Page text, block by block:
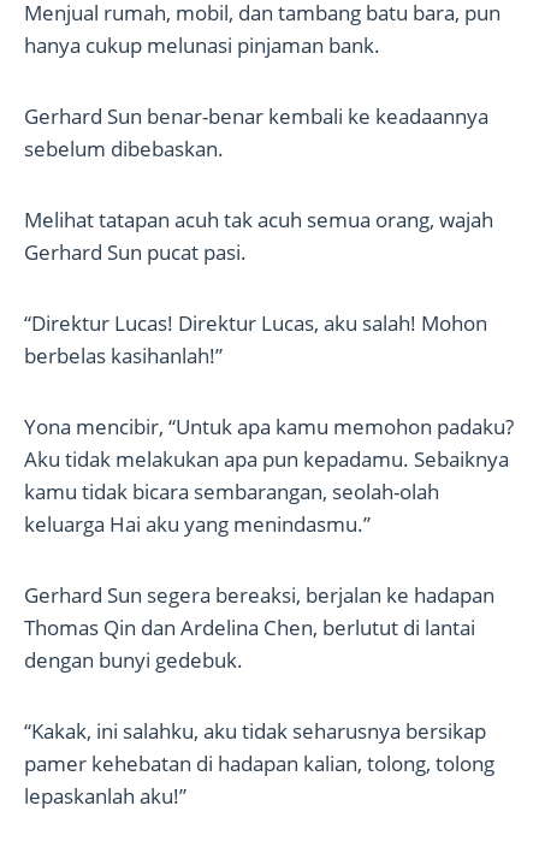
Menjual rumah, mobil, dan tambang batu bara, pun
hanya cukup melunasi pinjaman bank.
Gerhard Sun benar-benar kembali ke keadaannya
sebelum dibebaskan.
Melihat tatapan acuh tak acuh semua orang, wajah
Gerhard Sun pucat pasi.
“Direktur Lucas! Direktur Lucas, aku salah! Mohon
berbelas kasihanlah!”
Yona mencibir, “Untuk apa kamu memohon padaku?
Aku tidak melakukan apa pun kepadamu. Sebaiknya
kamu tidak bicara sembarangan, seolah-olah
keluarga Hai aku yang menindasmu.”
Gerhard Sun segera bereaksi, berjalan ke hadapan
Thomas Qin dan Ardelina Chen, berlutut di lantai
dengan bunyi gedebuk.
“Kakak, ini salahku, aku tidak seharusnya bersikap
pamer kehebatan di hadapan kalian, tolong, tolong
lepaskanlah aku!”